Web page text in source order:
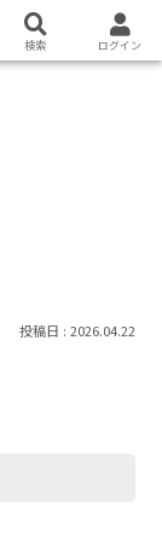
2026.04.22
検索 ログイン